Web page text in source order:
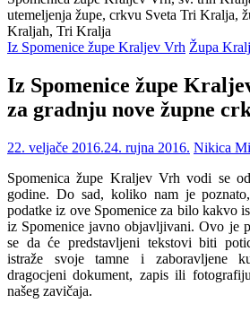
Iz Spomenice župe Kraljev Vrh Župa
Iz Spomenice župe
za gradnju nove župne
22. veljače 2016.24. rujna 2016. Nikica
Spomenica župe Kraljev Vrh vodi se
godine. Do sad, koliko nam je
podatke iz ove Spomenice za bilo kakvo
iz Spomenice javno objavljivani. Ovo je
se da će predstavljeni tekstovi biti
istraže svoje tamne i zaboravljene
dragocjeni dokument, zapis ili
našeg zavičaja.